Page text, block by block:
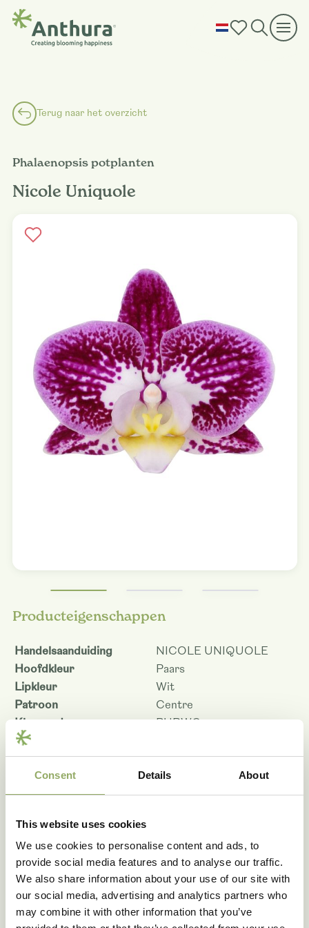
Consent Details About
This website uses cookies
We use cookies to personalise content and ads, to
provide social media features and to analyse our traffic.
We also share information about your use of our site with
our social media, advertising and analytics partners who
may combine it with other information that you’ve
Terug naar het overzicht
Phalaenopsis potplanten
Nicole Uniquole
Producteigenschappen
Handelsaanduiding
NICOLE UNIQUOLE
Hoofdkleur
Paars
Lipkleur
Wit
Patroon
Centre
Kleurcode
PURWC
Potmaat - cm
Bloemmaat 9 cm
6.5
Bloemmaat 12 cm
6.0
Planthoogte pot maat 9 -
Planthoogte pot maat 12 -
cm
Houdbaarheid - dagen
85
Rasnaam
PHALLOPOH
Artikelcode
108523
VBN code
130914